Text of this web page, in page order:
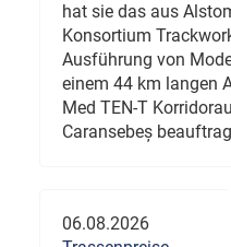
hat sie das aus
Konsortium
Ausführung von
einem 44 km langen
Med TEN-T
Caransebeș
06.08.2026